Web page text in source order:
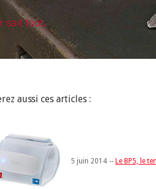
aussi ces articles :
5 juin 2014 -- Le BP5, le